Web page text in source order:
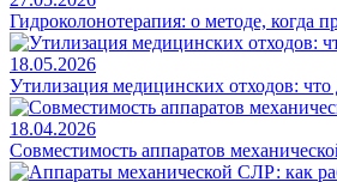
Гидроколонотерапия: о методе, когда
18.05.2026
Утилизация медицинских отходов:
18.04.2026
Совместимость аппаратов